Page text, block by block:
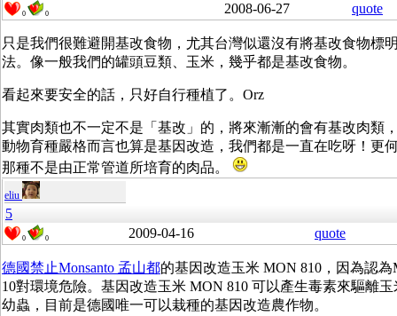
0 0 2008-06-27 quote
只是我們很難避開基改食物，尤其台灣似還沒有將基改食物標
法。像一般我們的罐頭豆類、玉米，幾乎都是基改食物。
看起來要安全的話，只好自行種植了。Orz
其實肉類也不一定不是「基改」的，將來漸漸的會有基改肉類
動物育種嚴格而言也算是基因改造，我們都是一直在吃呀！更
那種不是由正常管道所培育的肉品。
eliu
5
0 0 2009-04-16 quote
德國禁止Monsanto 孟山都的基因改造玉米 MON 810，因為認為
10對環境危險。基因改造玉米 MON 810 可以產生毒素來驅離
幼蟲，目前是德國唯一可以栽種的基因改造農作物。